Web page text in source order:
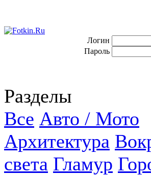
Логин
Пароль
Разделы
Все Авто / Мото
Архитектура
света Гламур